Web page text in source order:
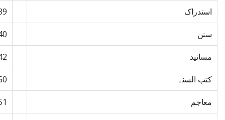
استدراک
سنن
مسانید
کتب السنۃ
معاجم